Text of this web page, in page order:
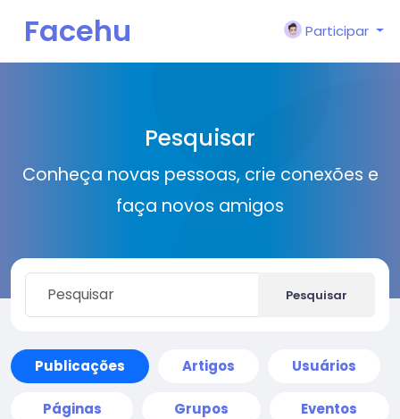
Facehu
Participar
Pesquisar
Conheça novas pessoas, crie conexões e
faça novos amigos
Pesquisar
Publicações Artigos Usuários
Páginas Grupos Eventos